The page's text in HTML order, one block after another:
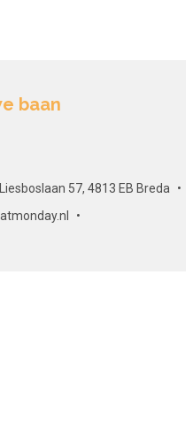
baan
Liesboslaan 57, 4813 EB Breda